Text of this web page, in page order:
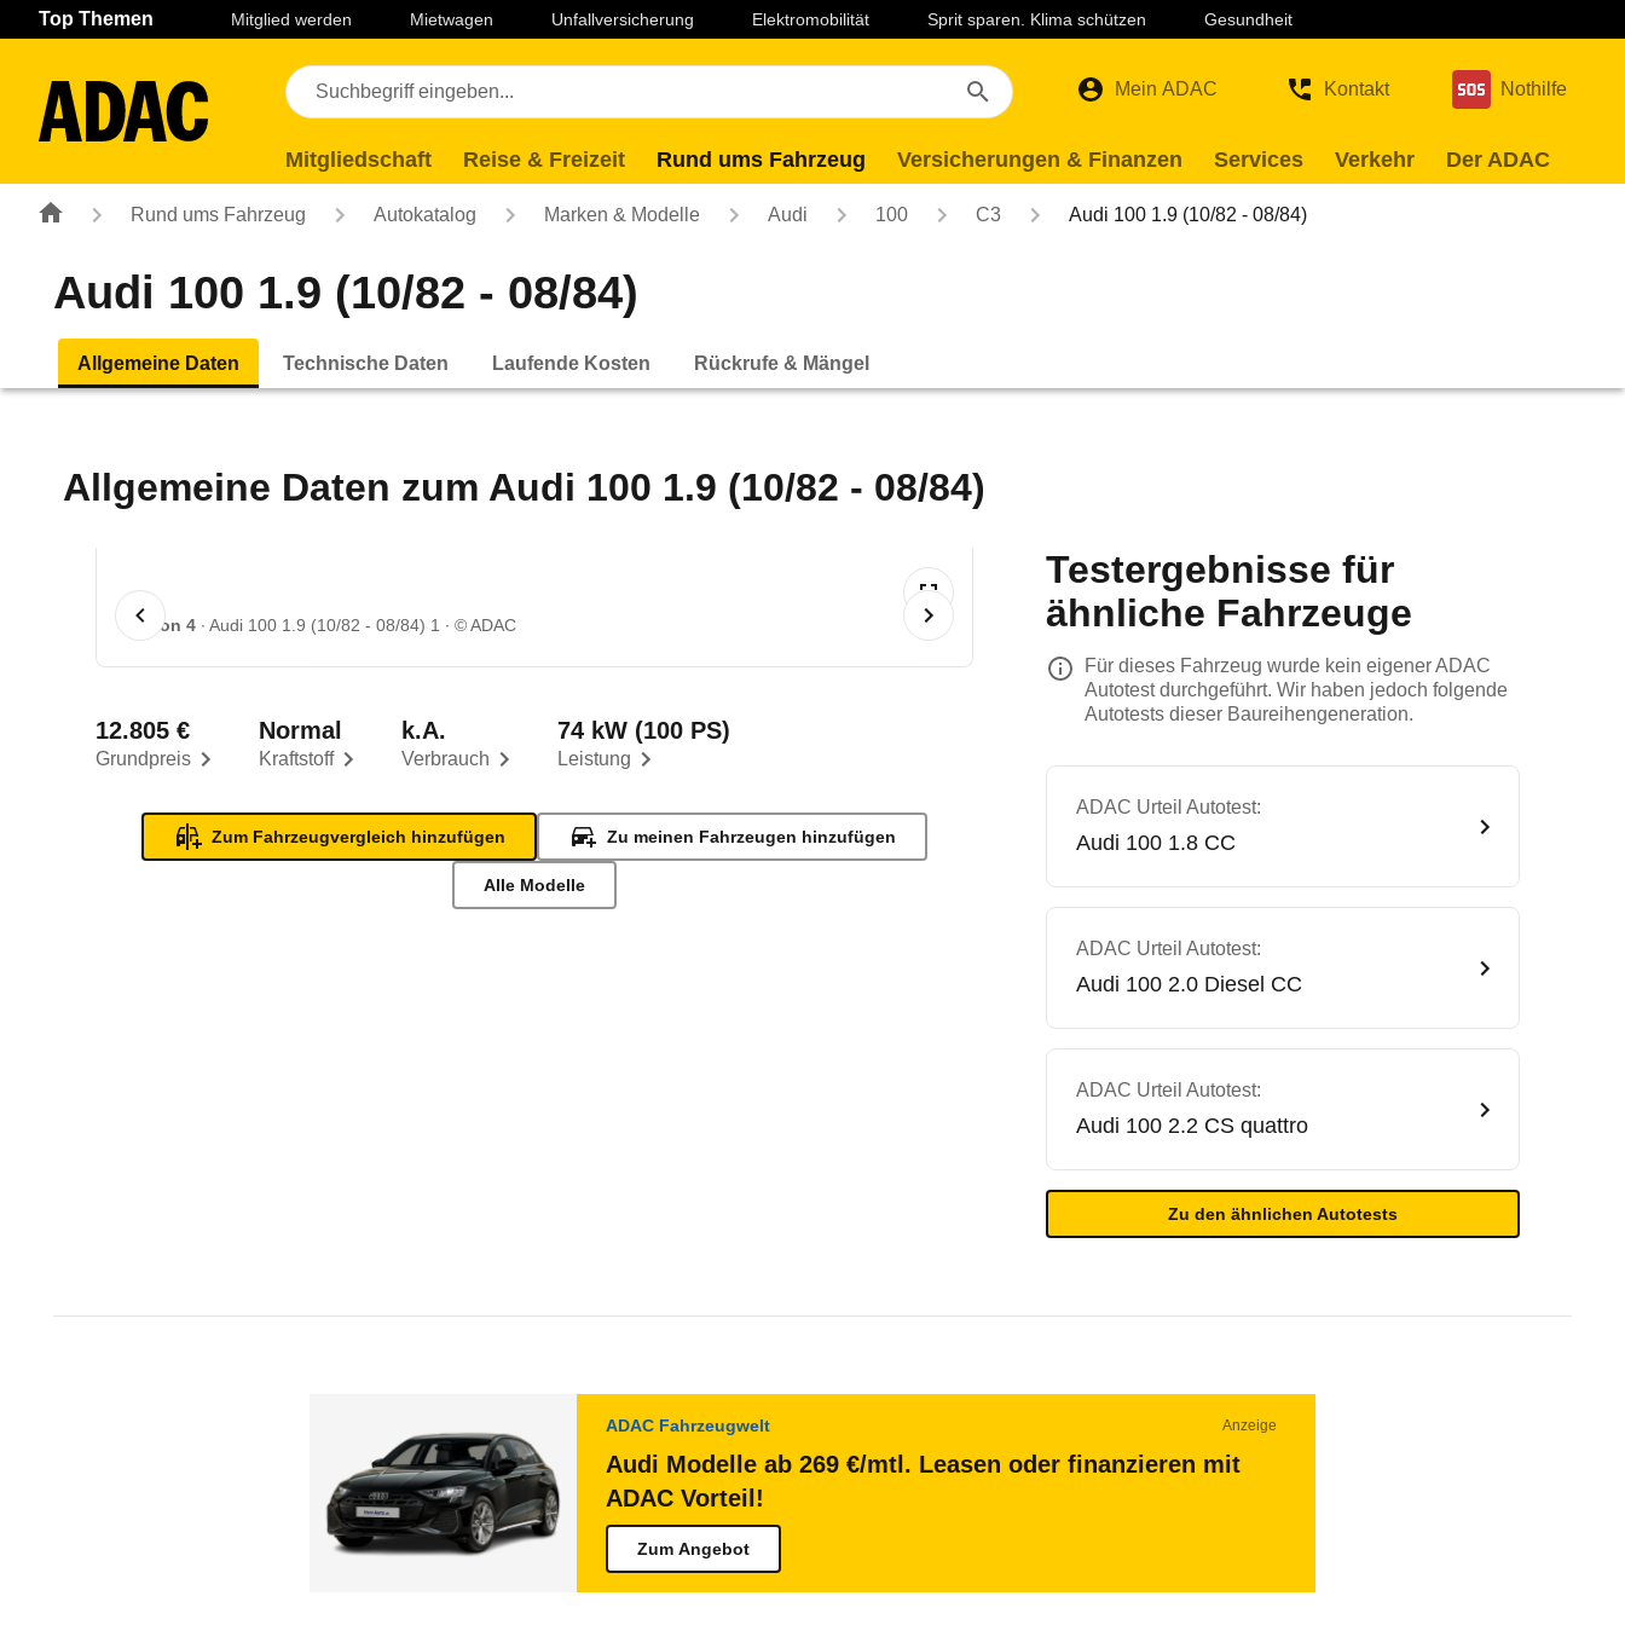
Navigation Seiteninhalt Fußzeile
Top Themen Mitglied werden Mietwagen Unfallversicherung Elektromobilität Sprit sparen. Klima schützen Gesundheit
Mein ADAC Kontakt Nothilfe
Mitgliedschaft Reise & Freizeit Rund ums Fahrzeug Versicherungen & Finanzen Services Verkehr Der ADAC
Rund ums Fahrzeug Autokatalog Marken & Modelle Audi 100 C3 Audi 100 1.9 (10/82 - 08/84)
Audi 100 1.9 (10/82 - 08/84)
Allgemeine Daten Technische Daten Laufende Kosten Rückrufe & Mängel
Allgemeine Daten zum Audi 100 1.9 (10/82 - 08/84)
1 von 4 Audi 100 1.9 (10/82 - 08/84) 1 © ADAC
Grundpreis
12.805 €
Kraftstoff
Normal
Verbrauch
k.A.
Leistung
74 kW (100 PS)
Zum Fahrzeugvergleich hinzufügen Zu meinen Fahrzeugen hinzufügen
Alle Modelle
Testergebnisse für
ähnliche Fahrzeuge
Für dieses Fahrzeug wurde kein eigener ADAC
Autotest durchgeführt. Wir haben jedoch folgende
Autotests dieser Baureihengeneration.
ADAC Urteil Autotest:
Audi 100 1.8 CC
ADAC Urteil Autotest:
Audi 100 2.0 Diesel CC
ADAC Urteil Autotest:
Audi 100 2.2 CS quattro
Zu den ähnlichen Autotests
ADAC Fahrzeugwelt Anzeige
Audi Modelle ab 269 €/mtl. Leasen oder finanzieren mit
ADAC Vorteil!
Zum Angebot